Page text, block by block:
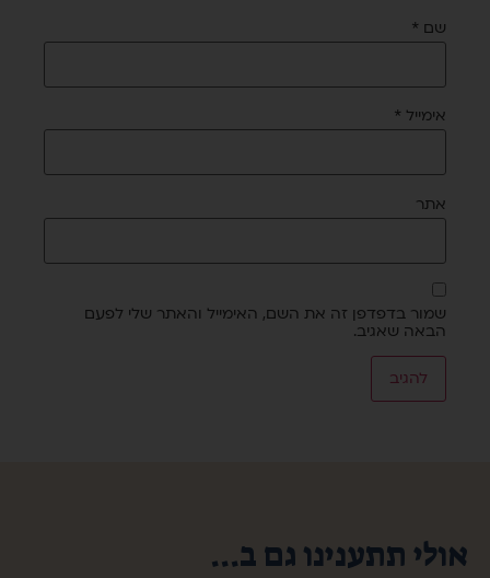
שם *
אימייל *
אתר
שמור בדפדפן זה את השם, האימייל והאתר שלי לפעם
הבאה שאגיב.
אולי תתענינו גם ב...